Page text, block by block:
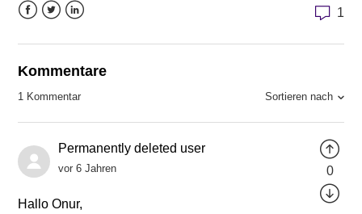
1
Kommentare
1 Kommentar Sortieren nach
Permanently deleted user
vor 6 Jahren
Hallo Onur,
0